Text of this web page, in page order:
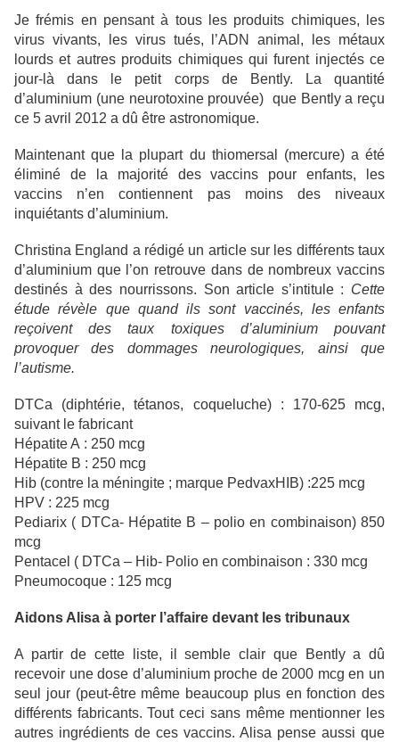
Je frémis en pensant à tous les produits chimiques, les
virus vivants, les virus tués, l’ADN animal, les métaux
lourds et autres produits chimiques qui furent injectés ce
jour-là dans le petit corps de Bently. La quantité
d’aluminium (une neurotoxine prouvée) que Bently a reçu
ce 5 avril 2012 a dû être astronomique.
Maintenant que la plupart du thiomersal (mercure) a été
éliminé de la majorité des vaccins pour enfants, les
vaccins n’en contiennent pas moins des niveaux
inquiétants d’aluminium.
Christina England a rédigé un article sur les différents taux
d’aluminium que l’on retrouve dans de nombreux vaccins
destinés à des nourrissons. Son article s’intitule : Cette
étude révèle que quand ils sont vaccinés, les enfants
reçoivent des taux toxiques d’aluminium pouvant
provoquer des dommages neurologiques, ainsi que
l’autisme.
DTCa (diphtérie, tétanos, coqueluche) : 170-625 mcg,
suivant le fabricant
Hépatite A : 250 mcg
Hépatite B : 250 mcg
Hib (contre la méningite ; marque PedvaxHIB) :225 mcg
HPV : 225 mcg
Pediarix ( DTCa- Hépatite B – polio en combinaison) 850
mcg
Pentacel ( DTCa – Hib- Polio en combinaison : 330 mcg
Pneumocoque : 125 mcg
Aidons Alisa à porter l’affaire devant les tribunaux
A partir de cette liste, il semble clair que Bently a dû
recevoir une dose d’aluminium proche de 2000 mcg en un
seul jour (peut-être même beaucoup plus en fonction des
différents fabricants. Tout ceci sans même mentionner les
autres ingrédients de ces vaccins. Alisa pense aussi que